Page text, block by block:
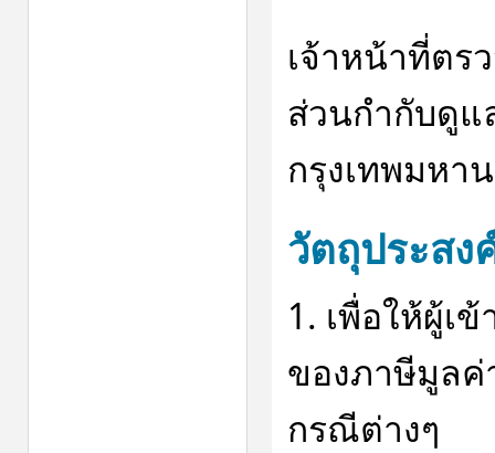
เจ้าหน้าที่ตร
ส่วนกำกับดูแ
กรุงเทพมหา
วัตถุประสง
1. เพื่อให้ผู้เ
ของภาษีมูลค่
กรณีต่างๆ